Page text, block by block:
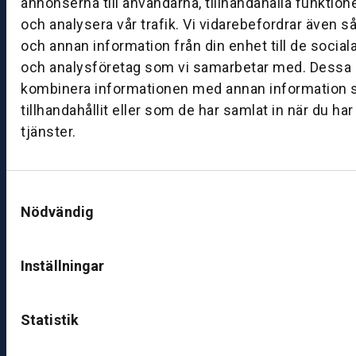
och analysera vår trafik. Vi vidarebefordrar även
och annan information från din enhet till de
och analysföretag som vi samarbetar med. Dessa
kombinera informationen med annan information
tillhandahållit eller som de har samlat in när du
tjänster.
Nödvändig
Inställningar
Statistik
B
ut
ik
S
k
v
e
ut
ö